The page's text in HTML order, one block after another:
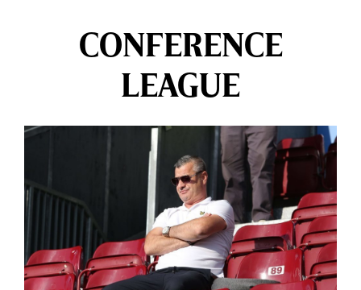
CONFERENCE
LEAGUE